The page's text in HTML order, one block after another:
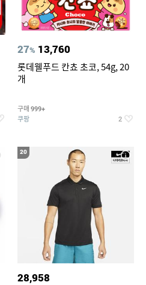
27% 13,760
롯데웰푸드 칸쵸 초코, 54g, 20
개
구매 999+
쿠팡 2
20
28,958